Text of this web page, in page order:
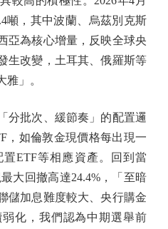
噸，其中波蘭、烏茲別克斯
亞為核心增量，反映全球央
生改變，土耳其、俄羅斯等
」。
批次、緩節奏」的配置邏
，如倫敦金現價格每出現一
ETF等相應資產。回到當
大回撤高達24.4%，「至暗
儲加息難度較大、央行購金
化，我們認為中期選舉前